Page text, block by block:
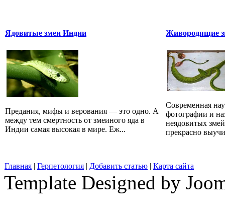
Ядовитые змеи Индии
Предания, мифы и верования — это одно. А
между тем смертность от змеиного яда в
Индии самая высокая в мире. Еж...
Живородящие
Современная
фотографии и
неядовитых
прекрасно
Главная Герпетология Добавить статью Карта сайта
Template Designed by